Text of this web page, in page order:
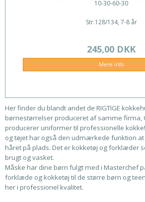
10-30-60-30
Str.128/134, 7-8 år
245,00 DKK
Mere info
Her finder du blandt andet de RIGTIGE
børnestørrelser produceret af samme firma,
producerer uniformer til professionelle
og tøjet har også den udmærkede funktion
håret på plads. Det er kokketøj og forklæder
brugt og vasket.
Måske har dine børn fulgt med i Masterchef
forklæde og kokketøj til de større børn og
her i professionel kvalitet.